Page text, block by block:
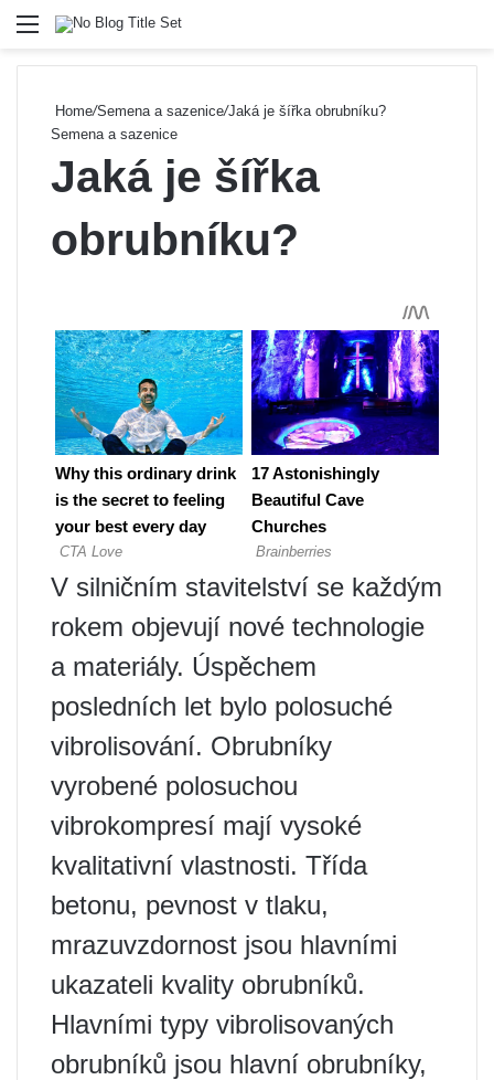
Menu
Home/Semena a sazenice/Jaká je šířka obrubníku?
Semena a sazenice
Jaká je šířka
obrubníku?
V silničním stavitelství se každým
rokem objevují nové technologie
a materiály. Úspěchem
posledních let bylo polosuché
vibrolisování. Obrubníky
vyrobené polosuchou
vibrokompresí mají vysoké
kvalitativní vlastnosti. Třída
betonu, pevnost v tlaku,
mrazuvzdornost jsou hlavními
ukazateli kvality obrubníků.
Hlavními typy vibrolisovaných
obrubníků jsou hlavní obrubníky,